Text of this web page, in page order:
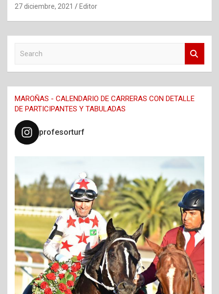
27 diciembre, 2021 Editor
c
hMAROÑAS - CALENDARIO DE CARRERAS CON DETALLE
DE PARTICIPANTES Y TABULADAS
profesorturf